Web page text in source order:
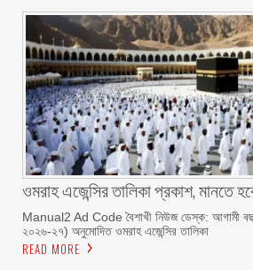
ওমরাহ এজেন্সির তালিকা প্রকাশ, মানতে
Manual2 Ad Code বৈশাখী নিউজ ডেস্ক: আগামী
২০২৬-২৭) অনুমোদিত ওমরাহ এজেন্সির তালিকা
READ MORE